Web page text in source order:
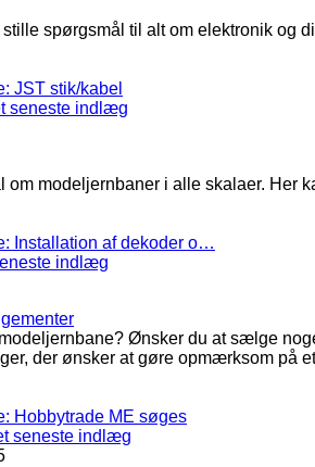
stille spørgsmål til alt om elektronik
JST stik/kabel
seneste indlæg
om modeljernbaner i alle skalaer. Her
Installation af dekoder o…
indlæg
Ønsker du at sælge
der ønsker at gøre opmærksom på
Hobbytrade ME søges
seneste indlæg